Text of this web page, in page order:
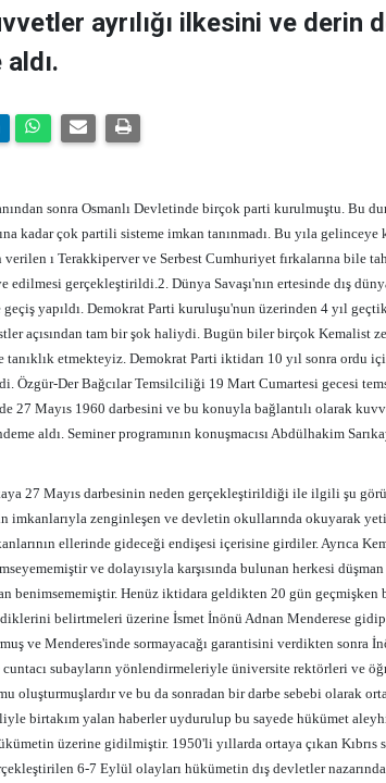
ayrılığı ilkesini ve derin
sonra Osmanlı Devletinde birçok parti kurulmuştu. Bu
kadar çok partili sisteme imkan tanınmadı. Bu yıla gelinceye
ı Terakkiperver ve Serbest Cumhuriyet fırkalarına bile
edilmesi gerçekleştirildi.2. Dünya Savaşı'nın ertesinde dış
yapıldı. Demokrat Parti kuruluşu'nun üzerinden 4 yıl
açısından tam bir şok haliydi. Bugün biler birçok Kemalist
etmekteyiz. Demokrat Parti iktidarı 10 yıl sonra ordu
Özgür-Der Bağcılar Temsilciliği 19 Mart Cumartesi gecesi
27 Mayıs 1960 darbesini ve bu konuyla bağlantılı olarak
aldı. Seminer programının konuşmacısı Abdülhakim
27 Mayıs darbesinin neden gerçekleştirildiği ile ilgili şu
imkanlarıyla zenginleşen ve devletin okullarında okuyarak
ellerinde gideceği endişesi içerisine girdiler. Ayrıca
ve dolayısıyla karşısında bulunan herkesi
benimsememiştir. Henüz iktidara geldikten 20 gün
belirtmeleri üzerine İsmet İnönü Adnan Menderese
ve Menderes'inde sormayacağı garantisini verdikten sonra
cuntacı subayların yönlendirmeleriyle üniversite rektörleri ve
oluşturmuşlardır ve bu da sonradan bir darbe sebebi olarak
birtakım yalan haberler uydurulup bu sayede hükümet
üzerine gidilmiştir. 1950'li yıllarda ortaya çıkan Kıbrıs
6-7 Eylül olayları hükümetin dış devletler nazarında